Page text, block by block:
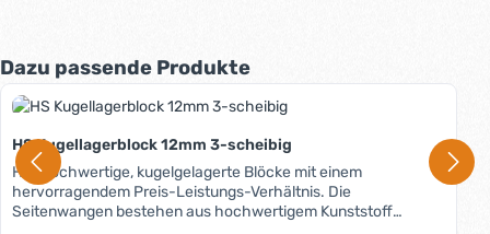
Produktgalerie überspringen
Dazu passende Produkte
HS Kugellagerblock 12mm 3-scheibig
HS: hochwertige, kugelgelagerte Blöcke mit einem
hervorragendem Preis-Leistungs-Verhältnis. Die
Seitenwangen bestehen aus hochwertigem Kunststoff